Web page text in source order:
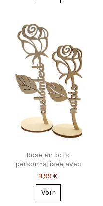
Rose en bois
personnalisée avec
prénom – Cadeau original
11,99 €
Voir